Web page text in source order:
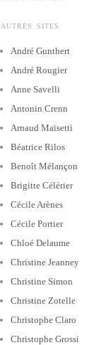
AUTRES SITES
André Gunthert
André Rougier
Anne Savelli
Antonin Crenn
Arnaud Maïsetti
Béatrice Rilos
Benoît Mélançon
Brigitte Célérier
Cécile Arènes
Cécile Portier
Chloé Delaume
Christine Jeanney
Christine Simon
Christine Zotelle
Christophe Claro
Christophe Grossi